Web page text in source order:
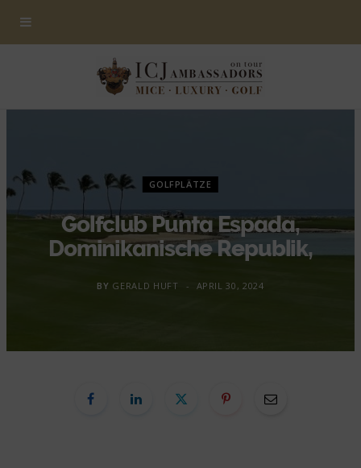
GOLFPLÄTZE
Golfclub Punta Espada,
Dominikanische Republik,
BY GERALD HUFT APRIL 30, 2024